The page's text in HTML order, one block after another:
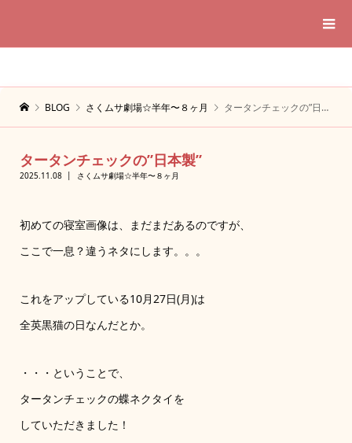
BLOG さくムサ劇場☆半年〜８ヶ月 タータンチェックの”日本製”
タータンチェックの”日本製”
2025.11.08 さくムサ劇場☆半年〜８ヶ月
初めての寝室画像は、まだまだあるのですが、
ここで一息？違うネタにします。。。
これをアップしている10月27日(月)は
全英黒猫の日なんだとか。
・・・ということで、
タータンチェックの蝶ネクタイを
していただきました！